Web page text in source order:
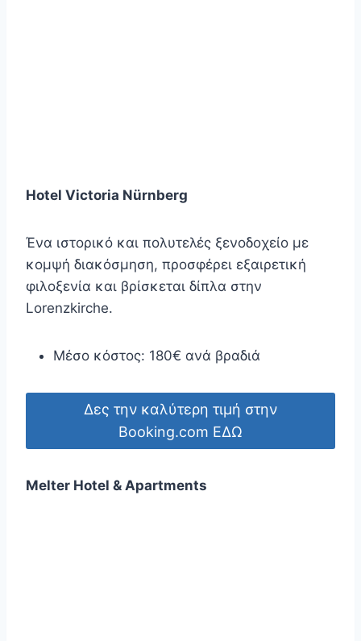
Hotel Victoria Nürnberg
Ένα ιστορικό και πολυτελές ξενοδοχείο με
κομψή διακόσμηση, προσφέρει εξαιρετική
φιλοξενία και βρίσκεται δίπλα στην
Lorenzkirche.
Μέσο κόστος: 180€ ανά βραδιά
Δες την καλύτερη τιμή στην
Booking.com ΕΔΩ
Melter Hotel & Apartments